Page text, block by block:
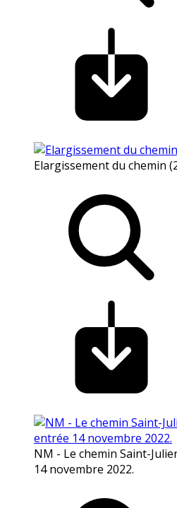
Elargissement du chemin
NM - Le chemin Saint-
14 novembre 2022.